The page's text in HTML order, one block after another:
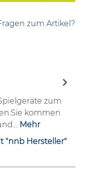
zum Artikel?
zum
kommen
Mehr
"nnb Hersteller"